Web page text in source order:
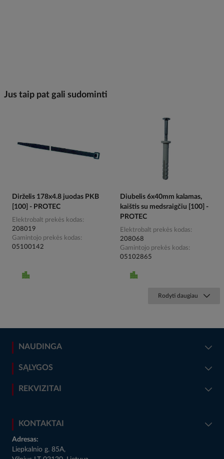
Jus taip pat gali sudominti
Dirželis 178x4.8 juodas PKB
[100] - PROTEC
Elektrobalt prekės kodas
208019
Gamintojo prekės kodas
05100142
Diubelis 6x40mm kalamas,
kaištis su medsraigčiu [100] -
PROTEC
Elektrobalt prekės kodas
208068
Gamintojo prekės kodas
05102865
Rodyti daugiau
NAUDINGA
SĄLYGOS
REKVIZITAI
KONTAKTAI
Adresas:
Liepkalnio g. 85A,